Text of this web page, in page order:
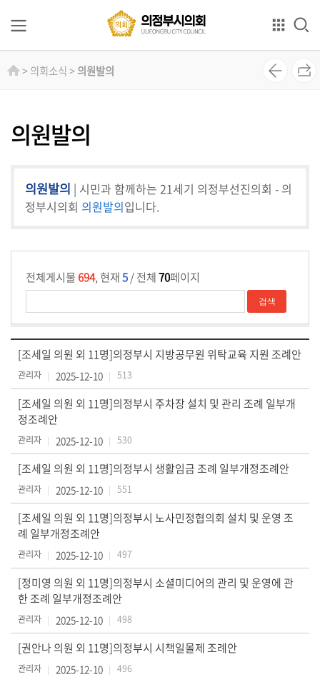
본문으로 바로가기
GNB메뉴 바로가기
의
개
소
개
위
원
회
의
회
소
식
의
원
연
구
단
체
회
의
록
(의
안
정
보)
> 의회소식 >의원발의
의원발의
의원발의 | 시민과 함께하는 21세기 의정부선진의회 - 의
정부시의회 의원발의입니다.
전체게시물694, 현재5/ 전체70페이지
[조세일 의원 외 11명]의정부시 지방공무원 위탁교육 지원 조례안
관리자 2025-12-10 513
[조세일 의원 외 11명]의정부시 주차장 설치 및 관리 조례 일부개
정조례안
관리자 2025-12-10 530
[조세일 의원 외 11명]의정부시 생활임금 조례 일부개정조례안
관리자 2025-12-10 551
[조세일 의원 외 11명]의정부시 노사민정협의회 설치 및 운영 조
례 일부개정조례안
관리자 2025-12-10 497
[정미영 의원 외 11명]의정부시 소셜미디어의 관리 및 운영에 관
한 조례 일부개정조례안
관리자 2025-12-10 498
[권안나 의원 외 11명]의정부시 시책일몰제 조례안
관리자 2025-12-10 496